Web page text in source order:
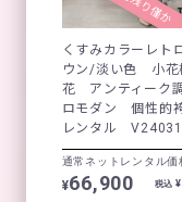
くすみカラーレ
ウン/淡い色 小花
花 アンティーク
ロモダン 個性的
レンタル V24031
通常ネットレンタル価
¥66,900 税込 ¥